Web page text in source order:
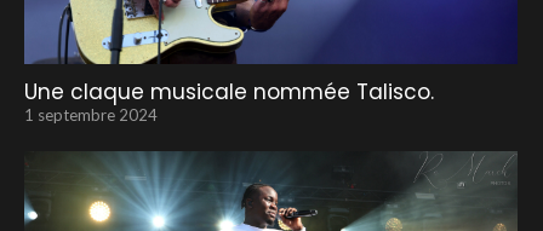
Une claque musicale nommée Talisco.
1 septembre 2024